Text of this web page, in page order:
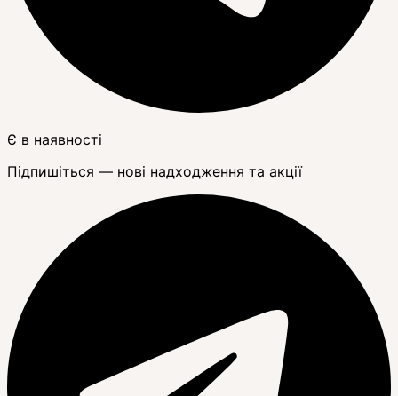
Є в наявності
Підпишіться — нові надходження та акції